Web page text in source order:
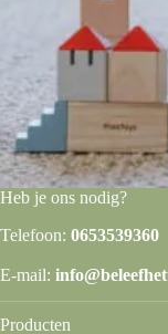
Heb je ons nodig?
Telefoon: 0653539360
E-mail:
Producten